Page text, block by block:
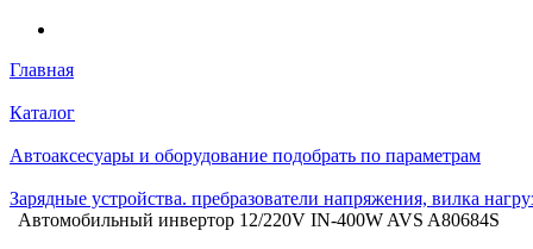
Главная
Каталог
Автоаксесуары и оборудование подобрать по параметрам
Зарядные устройства. пребразователи напряжения, вилка
Автомобильный инвертор 12/220V IN-400W AVS A80684S